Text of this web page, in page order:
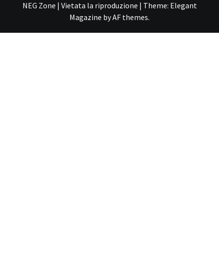
NEG Zone | Vietata la riproduzione | Theme: Elegant
Magazine byAF themes.